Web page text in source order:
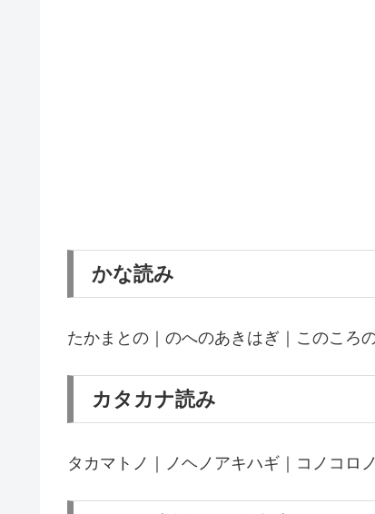
かな読み
たかまとの｜のへのあきはぎ｜このころ
カタカナ読み
タカマトノ｜ノヘノアキハギ｜コノコロ